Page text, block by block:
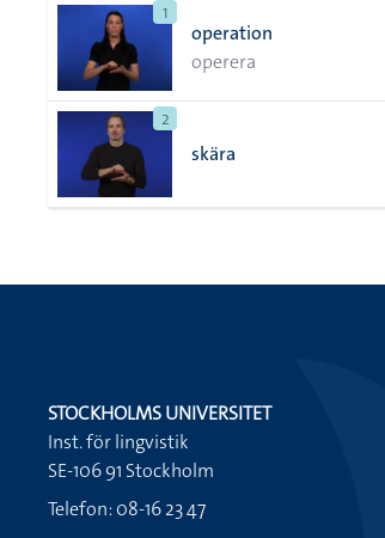
1
operation
operera
2
skära
STOCKHOLMS UNIVERSITET
Inst. för lingvistik
SE-106 91 Stockholm
Telefon: 08-16 23 47